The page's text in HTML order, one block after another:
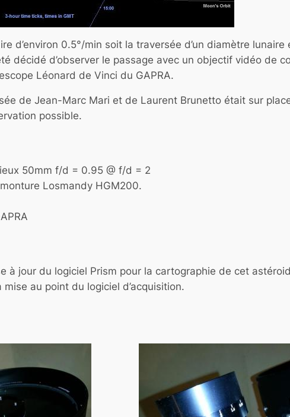
d’environ 0.5°/min soit la traversée d’un diamètre
décidé d’observer le passage avec un objectif vidéo de
Léonard de Vinci du GAPRA.
de Jean-Marc Mari et de Laurent Brunetto était sur
possible.
50mm f/d = 0.95 @ f/d = 2
Losmandy HGM200.
à jour du logiciel Prism pour la cartographie de cet
au point du logiciel d’acquisition.